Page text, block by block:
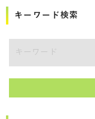
キーワード検索